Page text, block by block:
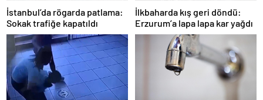
İstanbul’da rögarda patlama:
Sokak trafiğe kapatıldı
İlkbaharda kış geri döndü:
Erzurum’a lapa lapa kar yağdı